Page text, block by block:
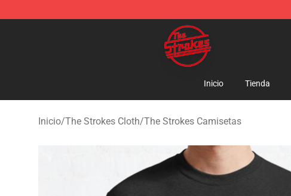
The Strokes Shop - Official The Strokes Merchandise Store
Inicio Tienda
Inicio/The Strokes Cloth/The Strokes Camisetas